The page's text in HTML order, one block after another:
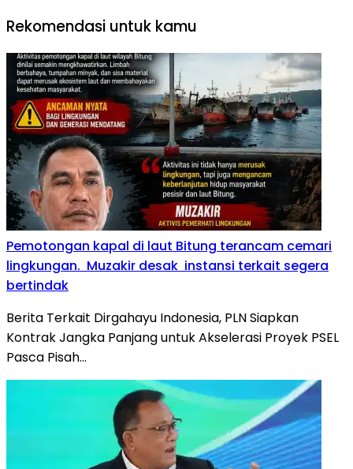
Rekomendasi untuk kamu
Pemotongan kapal di laut Bitung terancam cemari
lingkungan. Muzakir desak instansi terkait segera
bertindak
Berita Terkait Dirgahayu Indonesia, PLN Siapkan
Kontrak Jangka Panjang untuk Akselerasi Proyek PSEL
Pasca Pisah…